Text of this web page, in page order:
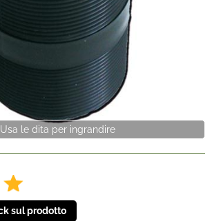
Offerte Del mese
Fineserie e Occasioni
La nostra Officina
Veicoli Pronta consegna
Lavora Con Noi
Usa le dita per ingrandire